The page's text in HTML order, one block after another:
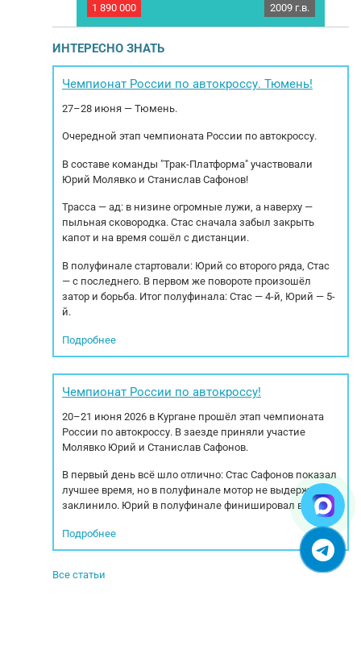
430 л.с.
Тягач SCANIA R 420 Год выпуска: 2009 Пробег:
Мощность двигателя: 420 л.с. Модель
двигателя: DC12 - 11 705 м3 Топливная HPI
Экологический класс 5 РММ: 19000 кг. МБН: 7
1 890 000 2009 г.в.
ИНТЕРЕСНО ЗНАТЬ
Чемпионат России по автокроссу. Тюмень!
27–28 июня — Тюмень.
Очередной этап чемпионата России по автокроссу.
В составе команды "Трак-Платформа" участвовали
Юрий Молявко и Станислав Сафонов!
Трасса — ад: в низине огромные лужи, а наверху —
пыльная сковородка. Стас сначала забыл закрыть
капот и на время сошёл с дистанции.
В полуфинале стартовали: Юрий со второго ряда, Стас
— с последнего. В первом же повороте произошёл
затор и борьба. Итог полуфинала: Стас — 4-й, Юрий — 5-
й.
Подробнее
Чемпионат России по автокроссу!
20–21 июня 2026 в Кургане прошёл этап чемпионата
России по автокроссу. В заезде приняли участие
Молявко Юрий и Станислав Сафонов.
В первый день всё шло отлично: Стас Сафонов показал
лучшее время, но в полуфинале мотор не выдержал —
заклинило. Юрий в полуфинале финишировал вторым.
Подробнее
Все статьи